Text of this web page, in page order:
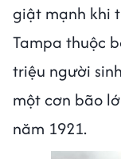
giật mạnh khi
Tampa thuộc
triệu người
một cơn bão
năm 1921.